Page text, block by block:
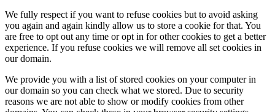
We fully respect if you want to refuse cookies but to avoid asking
you again and again kindly allow us to store a cookie for that. You
are free to opt out any time or opt in for other cookies to get a better
experience. If you refuse cookies we will remove all set cookies in
our domain.
We provide you with a list of stored cookies on your computer in
our domain so you can check what we stored. Due to security
reasons we are not able to show or modify cookies from other